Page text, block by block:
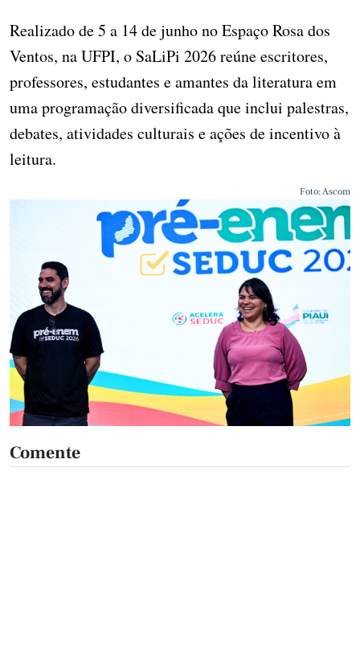
Realizado de 5 a 14 de junho no Espaço Rosa dos
Ventos, na UFPI, o SaLiPi 2026 reúne escritores,
professores, estudantes e amantes da literatura em
uma programação diversificada que inclui palestras,
debates, atividades culturais e ações de incentivo à
leitura.
Foto: Ascom
Comente